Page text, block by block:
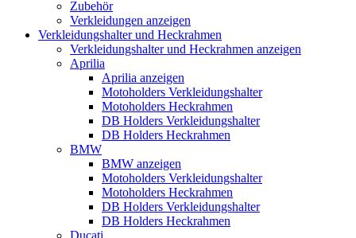
Zubehör
Verkleidungen anzeigen
Verkleidungshalter und Heckrahmen
Verkleidungshalter und Heckrahmen anzeigen
Aprilia
Aprilia anzeigen
Motoholders Verkleidungshalter
Motoholders Heckrahmen
DB Holders Verkleidungshalter
DB Holders Heckrahmen
BMW
BMW anzeigen
Motoholders Verkleidungshalter
Motoholders Heckrahmen
DB Holders Verkleidungshalter
DB Holders Heckrahmen
Ducati